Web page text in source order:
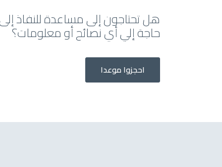
هل تحتاجون إلى مساعدة للنفاذ
حاجة إلي أي نصائح أو معلومات؟
احجزوا موعدا